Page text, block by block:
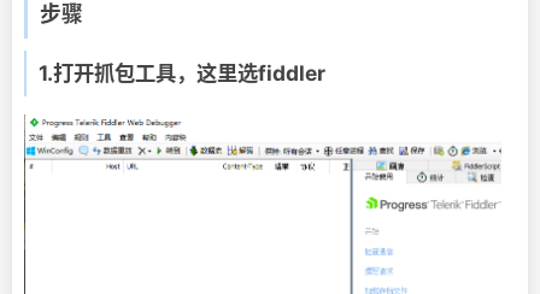
步骤
1.打开抓包工具，这里选fiddler